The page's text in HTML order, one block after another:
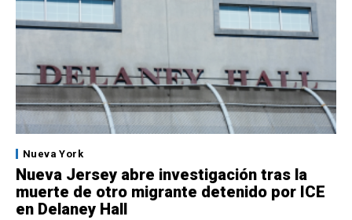
Nueva York
Nueva Jersey abre investigación tras la
muerte de otro migrante detenido por ICE
en Delaney Hall